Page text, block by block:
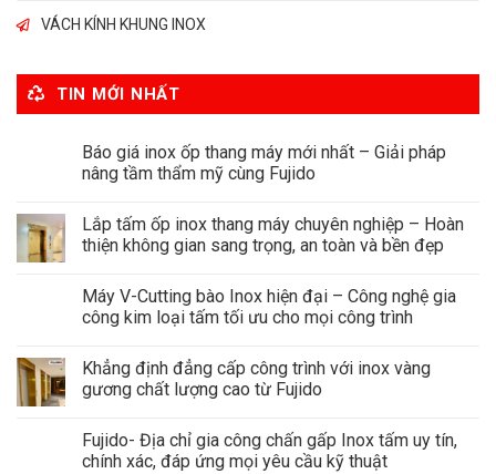
VÁCH KÍNH KHUNG INOX
TIN MỚI NHẤT
Báo giá inox ốp thang máy mới nhất – Giải pháp
nâng tầm thẩm mỹ cùng Fujido
Lắp tấm ốp inox thang máy chuyên nghiệp – Hoàn
thiện không gian sang trọng, an toàn và bền đẹp
Máy V-Cutting bào Inox hiện đại – Công nghệ gia
công kim loại tấm tối ưu cho mọi công trình
Khẳng định đẳng cấp công trình với inox vàng
gương chất lượng cao từ Fujido
Fujido- Địa chỉ gia công chấn gấp Inox tấm uy tín,
chính xác, đáp ứng mọi yêu cầu kỹ thuật